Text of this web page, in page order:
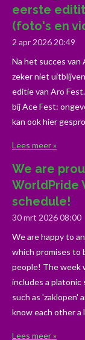
eerste
(foto's en
2 apr 2026 20:49
Na het succes van
zeker niet
editie van Aro
bij Ace Fest:
kan ook hier
Lees meer »
We are
WorldPride
schedule!
30 mrt 202608:00
We are happy to
which promises to
people! The week
includes a platonic
such as 'zaklopen'
know each other
Lees meer »